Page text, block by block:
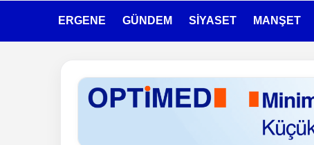
ERGENE GÜNDEM SİYASET MANŞET